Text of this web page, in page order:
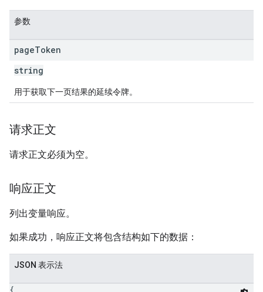
参数
pageToken
string
用于获取下一页结果的延续令牌。
请求正文
请求正文必须为空。
响应正文
列出变量响应。
如果成功，响应正文将包含结构如下的数据：
JSON 表示法
{